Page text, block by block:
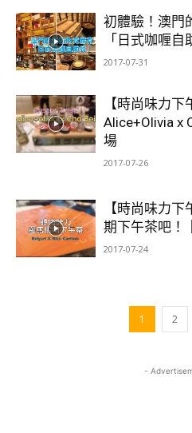
初體驗！澳門
「日式咖喱自
2017-07-31
【時尚味力
Alice+Olivia x
場
2017-07-26
【時尚味力
期下午茶吧！
2017-07-24
1 2
-